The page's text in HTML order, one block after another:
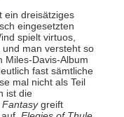
ein dreisätziges
eingesetzten
spielt virtuos,
man versteht so
Miles-Davis-Album
fast sämtliche
mal nicht als Teil
ist die
Fantasygreift